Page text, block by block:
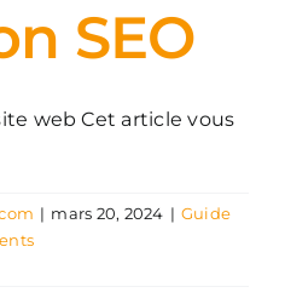
SEO
web Cet article vous
| mars 20, 2024 | Guide